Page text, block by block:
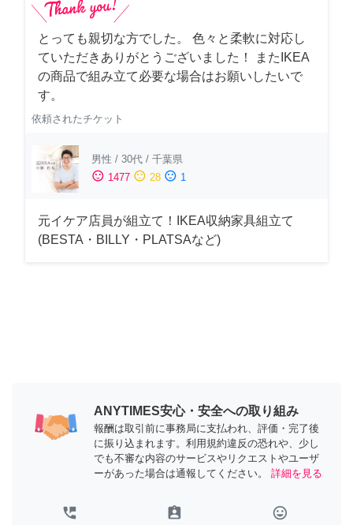
とっても親切な方でした。 色々と柔軟に対応し
ていただきありがとうございました！ またIKEA
の商品で組み立て必要な場合はお願いしたいで
す。
依頼されたチケット
男性 / 30代 / 千葉県
sentiment_satisfied 1477 sentiment_neutral 28 sentiment_dissatisfied 1
元イケア店員が組立て！IKEA収納家具組立て
(BESTA・BILLY・PLATSAなど)
ANYTIMES安心・安全への取り組み
報酬は取引前に事務局に支払われ、評価・完了後
に振り込まれます。利用規約違反の恐れや、少し
でも不審な内容のサービスやリクエストやユーザ
ーがあった場合は通報してください。
詳細を見る
perm_phone_msg assignment_ind tag_faces